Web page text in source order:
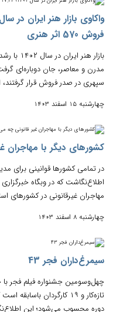
فروش 570 اثر هنری
مدرن و معاصر، جان دوباره‌ای
سپهری در صدر فروش قرار گرفتند،
چهارشنبه 15 اسفند 1403
کشورهای دیگر با مهاجران
در تمامی کشورها قوانینی برای
اطلاع‌نگاشت که در وبگاه
مهاجران غیرقانونی در کشورهای
چهارشنبه 8 اسفند 1403
سیمرغ‌داران فجر 43
دوره محسوب می‌شود؛ این